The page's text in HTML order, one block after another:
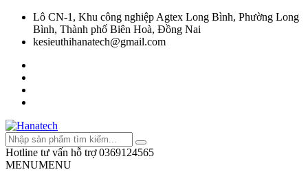
Lô CN-1, Khu công nghiệp Agtex Long Bình, Phường Long
Bình, Thành phố Biên Hoà, Đồng Nai
kesieuthihanatech@gmail.com
Hotline tư vấn hỗ trợ 0369124565
MENUMENU